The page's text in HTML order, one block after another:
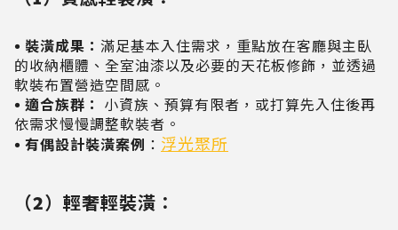
• 裝潢成果： 滿足基本入住需求，重點放在客廳與主臥
的收納櫃體、全室油漆以及必要的天花板修飾，並透過
軟裝布置營造空間感。
• 適合族群： 小資族、預算有限者，或打算先入住後再
依需求慢慢調整軟裝者。
• 有偶設計裝潢案例 ： 浮光聚所
（2）輕奢輕裝潢：